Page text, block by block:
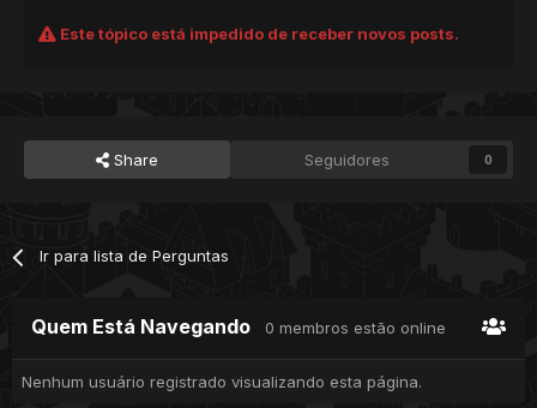
Este tópico está impedido de receber novos posts.
Share Seguidores 0
Ir para lista de Perguntas
Quem Está Navegando 0 membros estão online
Nenhum usuário registrado visualizando esta página.